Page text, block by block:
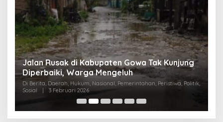
Jalan Rusak di Kabupaten Gowa Tak Kunjung
Diperbaiki, Warga Mengeluh
Di Berita, Daerah, Hukum, Nasional, Pemerintahan, Peristiwa, Politik,
Sosial
| 3 Februari 2026